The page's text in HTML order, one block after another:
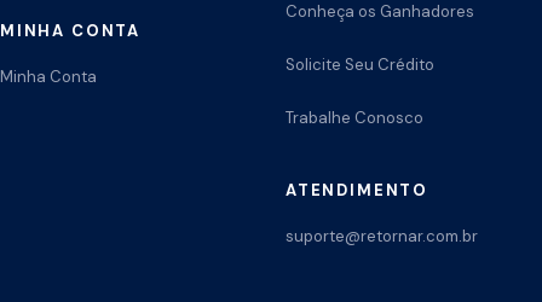
MINHA CONTA
Minha Conta
Conheça os Ganhadores
Solicite Seu Crédito
Trabalhe Conosco
ATENDIMENTO
suporte@retornar.com.br